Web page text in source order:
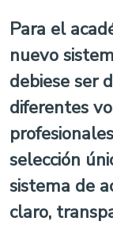
Para el
nuevo
debiese ser
diferentes
selección
sistema de
claro,